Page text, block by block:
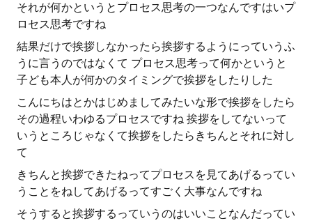
それが何かというとプロセス思考の一つなんですはいプ
ロセス思考ですね
結果だけで挨拶しなかったら挨拶するようにっていうふ
うに言うのではなくて プロセス思考って何かというと
子ども本人が何かのタイミングで挨拶をしたりした
こんにちはとかはじめましてみたいな形で挨拶をしたら
その過程いわゆるプロセスですね 挨拶をしてないって
いうところじゃなくて挨拶をしたらきちんとそれに対し
て
きちんと挨拶できたねってプロセスを見てあげるってい
うことをねしてあげるってすごく大事なんですね
そうすると挨拶するっていうのはいいことなんだってい